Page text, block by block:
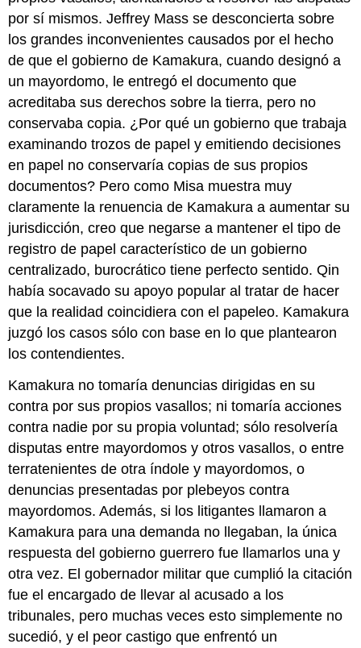
por sí mismos. Jeffrey Mass se desconcierta sobre
los grandes inconvenientes causados por el hecho
de que el gobierno de Kamakura, cuando designó a
un mayordomo, le entregó el documento que
acreditaba sus derechos sobre la tierra, pero no
conservaba copia. ¿Por qué un gobierno que trabaja
examinando trozos de papel y emitiendo decisiones
en papel no conservaría copias de sus propios
documentos? Pero como Misa muestra muy
claramente la renuencia de Kamakura a aumentar su
jurisdicción, creo que negarse a mantener el tipo de
registro de papel característico de un gobierno
centralizado, burocrático tiene perfecto sentido. Qin
había socavado su apoyo popular al tratar de hacer
que la realidad coincidiera con el papeleo. Kamakura
juzgó los casos sólo con base en lo que plantearon
los contendientes.
Kamakura no tomaría denuncias dirigidas en su
contra por sus propios vasallos; ni tomaría acciones
contra nadie por su propia voluntad; sólo resolvería
disputas entre mayordomos y otros vasallos, o entre
terratenientes de otra índole y mayordomos, o
denuncias presentadas por plebeyos contra
mayordomos. Además, si los litigantes llamaron a
Kamakura para una demanda no llegaban, la única
respuesta del gobierno guerrero fue llamarlos una y
otra vez. El gobernador militar que cumplió la citación
fue el encargado de llevar al acusado a los
tribunales, pero muchas veces esto simplemente no
sucedió, y el peor castigo que enfrentó un